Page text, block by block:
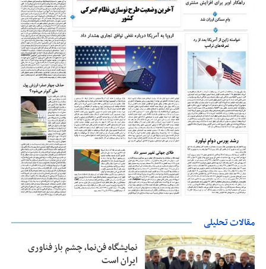
مقالات تحلیلی
نمایشگاه فن‌نما، چشم باز فناوری
ایران است